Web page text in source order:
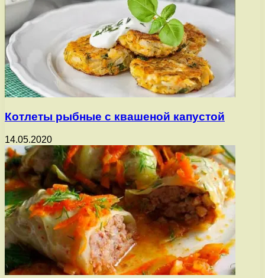
Котлеты рыбные с квашеной капустой
14.05.2020